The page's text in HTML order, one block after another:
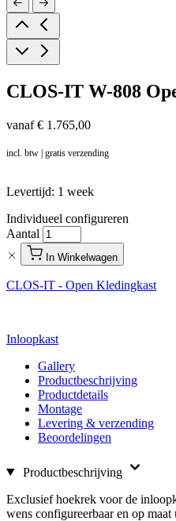
CLOS-IT W-808
vanaf€ 1.765,00
incl. btw | gratis verzending
Levertijd: 1 week
Individueel configureren
Aantal
In Winkelwagen
CLOS-IT - Open Kledingkast
Inloopkast
Gallery
Productbeschrijving
Productdetails
Montage
Levering & verzending
Beoordelingen
Productbeschrijving
Exclusief hoekrek voor de
wens configureerbaar en op maat